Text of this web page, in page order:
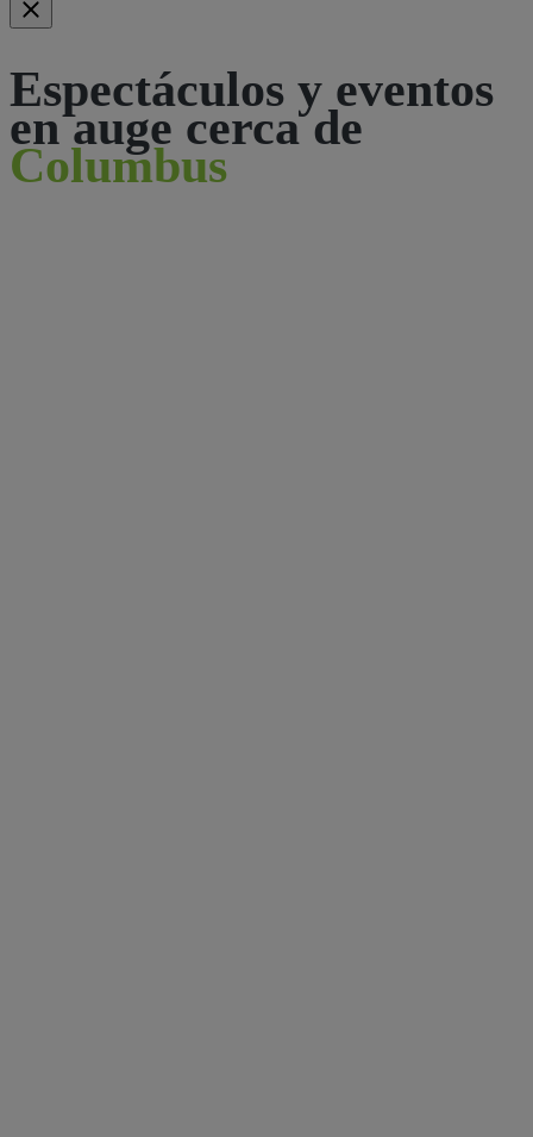
Espectáculos y eventos
en auge cerca de
Columbus